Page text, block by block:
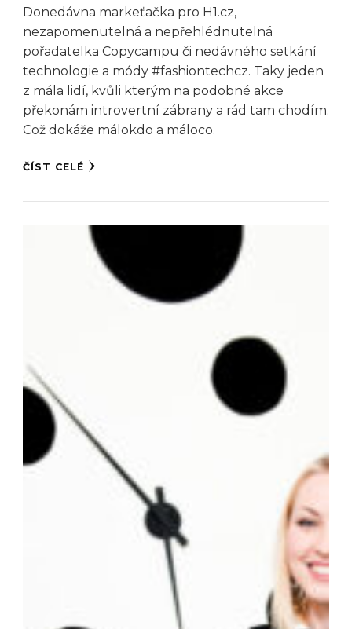
Donedávna markeťačka pro H1.cz,
nezapomenutelná a nepřehlédnutelná
pořadatelka Copycampu či nedávného setkání
technologie a módy #fashiontechcz. Taky jeden
z mála lidí, kvůli kterým na podobné akce
překonám introvertní zábrany a rád tam chodím.
Což dokáže málokdo a máloco.
ČÍST CELÉ